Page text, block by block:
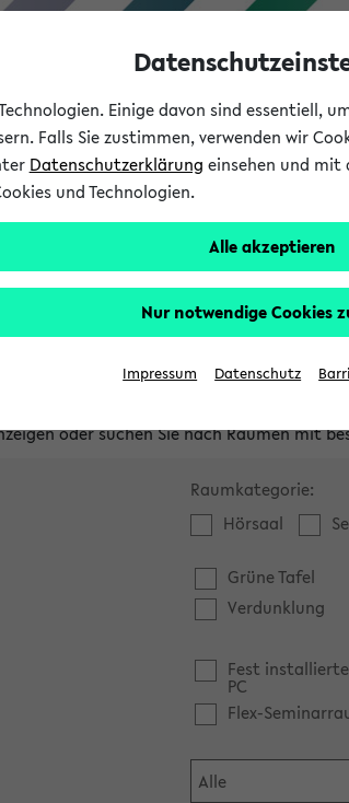
Studium
Räume
oder suchen Sie nach Räumen mit
Raumkategorie:
Hörsaal
Grüne Tafel
Verdunklung
Fest
PC
Flex-
Einige davon sind
Falls Sie zustimmen, verwenden wir
Datenschutzerklärung einsehen und mit
und Technologien.
Alle akzeptieren
Nur notwendige Cookies
Impressum Datenschutz